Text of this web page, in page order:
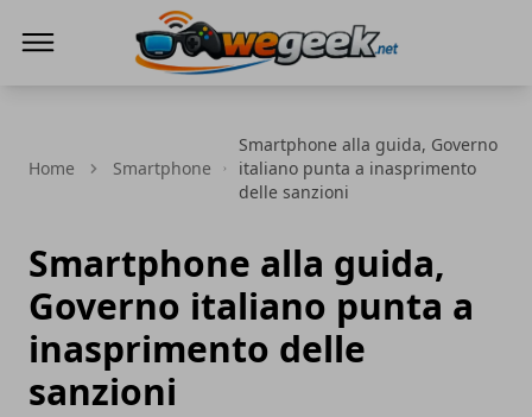
Home Smartphone
Smartphone alla guida, Governo
italiano punta a inasprimento
delle sanzioni
Smartphone alla guida,
Governo italiano punta a
inasprimento delle
sanzioni